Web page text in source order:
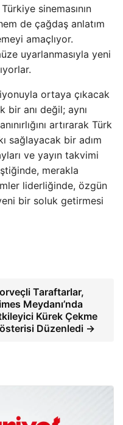
sinemasının
de çağdaş anlatım
amaçlıyor.
uyarlanmasıyla yeni
ortaya çıkacak
anı değil; aynı
artırarak Türk
sağlayacak bir adım
ve yayın takvimi
merakla
liderliğinde, özgün
bir soluk getirmesi
Taraftarlar,
Meydanı’nda
Kürek Çekme
Düzenledi →